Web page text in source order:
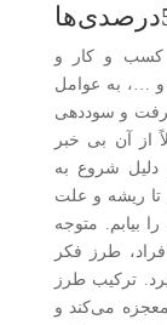
کسب و کار و
و …، به عوامل
و سوددهی
از آن بی خبر
دلیل شروع به
تا ریشه و علت
بیابم. متوجه
طرز فکر
ترکیب طرز
می‌کند و